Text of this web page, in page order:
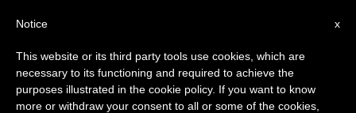
PAPAS
×
Aviso importante
Del 27 de julio al 7 de agosto haremos la pausa
anual, aprovechando que en el periodo de verano
x
Notice
This website or its third party tools use cookies, which are
necessary to its functioning and required to achieve the
purposes illustrated in the cookie policy. If you want to know
more or withdraw your consent to all or some of the cookies,